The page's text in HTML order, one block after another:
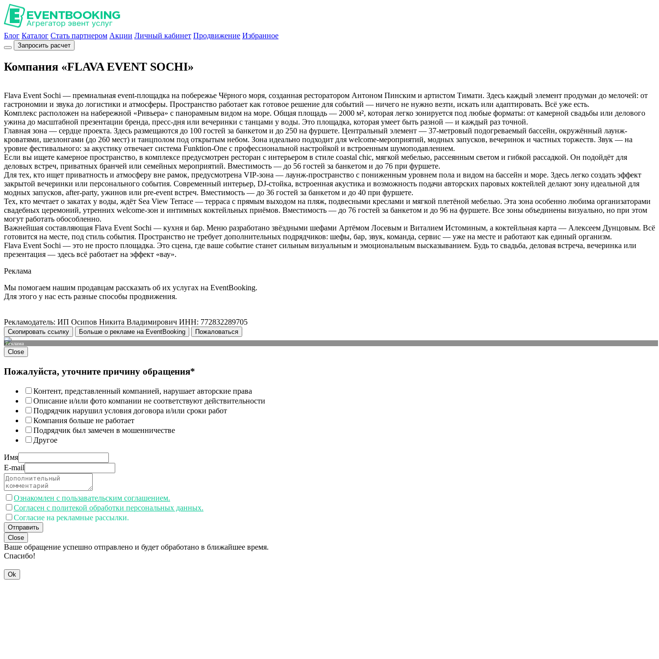
Блог Каталог Стать партнером Акции Личный кабинет Продвижение Избранное
Запросить расчет
Компания «FLAVA EVENT SOCHI»
Flava Event Sochi — премиальная event-площадка на побережье Чёрного моря, созданная ресторатором Антоном Пинским и артистом Тимати. Здесь каждый элемент продуман до мелочей: от
гастрономии и звука до логистики и атмосферы. Пространство работает как готовое решение для событий — ничего не нужно везти, искать или адаптировать. Всё уже есть.
Комплекс расположен на набережной «Ривьера» с панорамным видом на море. Общая площадь — 2000 м², которая легко зонируется под любые форматы: от камерной свадьбы или делового
ужина до масштабной презентации бренда, пресс-дня или вечеринки с танцами у воды. Это площадка, которая умеет быть разной — и каждый раз точной.
Главная зона — сердце проекта. Здесь размещаются до 100 гостей за банкетом и до 250 на фуршете. Центральный элемент — 37-метровый подогреваемый бассейн, окружённый лаунж-
кроватями, шезлонгами (до 260 мест) и танцполом под открытым небом. Зона идеально подходит для welcome-мероприятий, модных запусков, вечеринок и частных торжеств. Звук — на
уровне фестивального: за акустику отвечает система Funktion-One с профессиональной настройкой и встроенным шумоподавлением.
Если вы ищете камерное пространство, в комплексе предусмотрен ресторан с интерьером в стиле coastal chic, мягкой мебелью, рассеянным светом и гибкой рассадкой. Он подойдёт для
деловых встреч, приватных бранчей или семейных мероприятий. Вместимость — до 56 гостей за банкетом и до 76 при фуршете.
Для тех, кто ищет приватность и атмосферу вне рамок, предусмотрена VIP-зона — лаунж-пространство с пониженным уровнем пола и видом на бассейн и море. Здесь легко создать эффект
закрытой вечеринки или персонального события. Современный интерьер, DJ-стойка, встроенная акустика и возможность подачи авторских паровых коктейлей делают зону идеальной для
модных запусков, after-party, ужинов или pre-event встреч. Вместимость — до 36 гостей за банкетом и до 40 при фуршете.
Тех, кто мечтает о закатах у воды, ждёт Sea View Terrace — терраса с прямым выходом на пляж, подвесными креслами и мягкой плетёной мебелью. Эта зона особенно любима организаторами
свадебных церемоний, утренних welcome-зон и интимных коктейльных приёмов. Вместимость — до 76 гостей за банкетом и до 96 на фуршете. Все зоны объединены визуально, но при этом
могут работать обособленно.
Важнейшая составляющая Flava Event Sochi — кухня и бар. Меню разработано звёздными шефами Артёмом Лосевым и Виталием Истоминым, а коктейльная карта — Алексеем Дунцовым. Всё
готовится на месте, под стиль события. Пространство не требует дополнительных подрядчиков: шефы, бар, звук, команда, сервис — уже на месте и работают как единый организм.
Flava Event Sochi — это не просто площадка. Это сцена, где ваше событие станет сильным визуальным и эмоциональным высказыванием. Будь то свадьба, деловая встреча, вечеринка или
презентация — здесь всё работает на эффект «вау».
Реклама
Мы помогаем нашим продавцам рассказать об их услугах на EventBooking.
Для этого у нас есть разные способы продвижения.
Рекламодатель: ИП Осипов Никита Владимирович ИНН: 772832289705
Скопировать ссылку Больше о рекламе на EventBooking Пожаловаться
Реклама
Close
Пожалуйста, уточните причину обращения*
Контент, представленный компанией, нарушает авторские права
Описание и/или фото компании не соответствуют действительности
Подрядчик нарушил условия договора и/или сроки работ
Компания больше не работает
Подрядчик был замечен в мошенничестве
Другое
Имя
E-mail
Ознакомлен с пользавательским соглашением.
Согласен с политекой обработки персональных данных.
Согласие на рекламные рассылки.
Отправить
Close
Ваше обращение успешно отправлено и будет обработано в ближайшее время.
Спасибо!
Ok